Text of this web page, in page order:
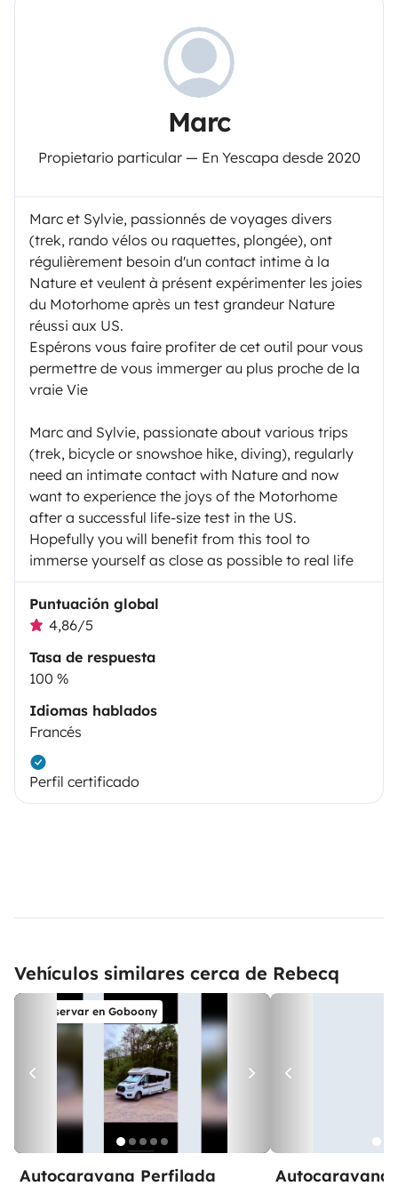
Marc
Propietario particular — En Yescapa desde 2020
Marc et Sylvie, passionnés de voyages divers
(trek, rando vélos ou raquettes, plongée), ont
régulièrement besoin d'un contact intime à la
Nature et veulent à présent expérimenter les joies
du Motorhome après un test grandeur Nature
réussi aux US.
Espérons vous faire profiter de cet outil pour vous
permettre de vous immerger au plus proche de la
vraie Vie
Marc and Sylvie, passionate about various trips
(trek, bicycle or snowshoe hike, diving), regularly
need an intimate contact with Nature and now
want to experience the joys of the Motorhome
after a successful life-size test in the US.
Hopefully you will benefit from this tool to
immerse yourself as close as possible to real life
Puntuación global
4,86/5
Tasa de respuesta
100 %
Idiomas hablados
Francés
Perfil certificado
Vehículos similares cerca de Rebecq
Reservar en Goboony
Autocaravana Perfilada Autocaravana